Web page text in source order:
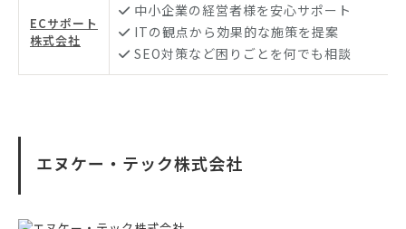
ECサポート
株式会社
中小企業の経営者様を安心サポート
ITの観点から効果的な施策を提案
SEO対策など困りごとを何でも相談
エヌケー・テック株式会社